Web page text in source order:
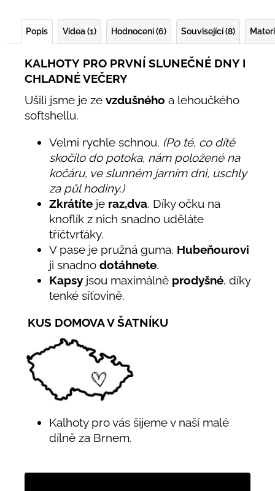
Popis Videa (1) Hodnocení (6) Související (8)
KALHOTY PRO PRVNÍ SLUNEČNÉ DNY I
CHLADNÉ VEČERY
Ušili jsme je ze vzdušného a lehoučkého
softshellu.
Velmi rychle schnou. (Po té, co dítě
skočilo do potoka, nám položené na
kočáru, ve slunném jarním dni, uschly
za půl hodiny.)
Zkrátíte je raz,dva. Díky očku na
knoflík z nich snadno uděláte
tříčtvrťáky.
V pase je pružná guma. Hubeňourovi
ji snadno dotáhnete.
Kapsy jsou maximálně prodyšné, díky
tenké síťovině.
KUS DOMOVA V ŠATNÍKU
Kalhoty pro vás šijeme v naší malé
dílně za Brnem.